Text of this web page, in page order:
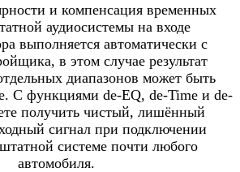
и компенсация временных
аудиосистемы на входе
выполняется автоматически с
в этом случае результат
диапазонов может быть
С функциями de-EQ, de-Time и de-
получить чистый, лишённый
сигнал при подключении
системе почти любого
автомобиля.